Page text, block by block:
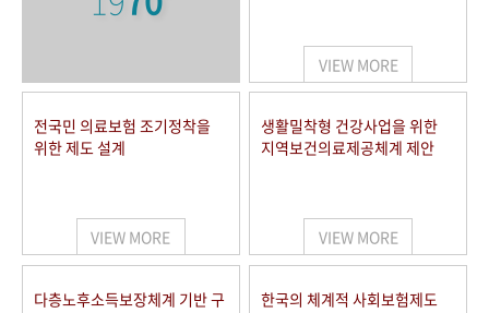
사진 아카이브 문서 기록물 행정박물 영상 기록물
50+1 주년 기념
세계와 함께 한 KIHASA
VR 역사관
VIEW MORE
전국민 의료보험 조기정착을
위한 제도 설계
VIEW MORE
생활밀착형 건강사업을 위한
지역보건의료제공체계 제안
VIEW MORE
다층노후소득보장체계 기반 구
한국의 체계적 사회보험제도